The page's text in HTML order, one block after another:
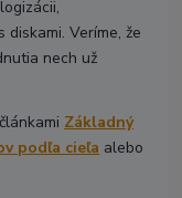
Veríme, že
nech už
Základný
podľa cieľa alebo